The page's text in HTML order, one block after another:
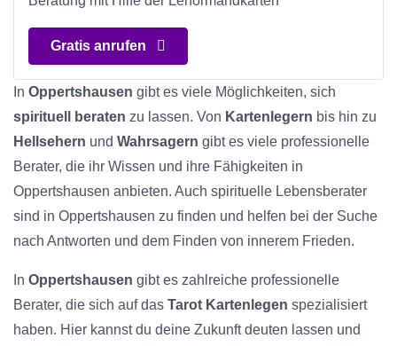
Gratis anrufen
In Oppertshausen gibt es viele Möglichkeiten, sich
spirituell beraten zu lassen. Von Kartenlegern bis hin zu
Hellsehern und Wahrsagern gibt es viele professionelle
Berater, die ihr Wissen und ihre Fähigkeiten in
Oppertshausen anbieten. Auch spirituelle Lebensberater
sind in Oppertshausen zu finden und helfen bei der Suche
nach Antworten und dem Finden von innerem Frieden.
In Oppertshausen gibt es zahlreiche professionelle
Berater, die sich auf das Tarot Kartenlegen spezialisiert
haben. Hier kannst du deine Zukunft deuten lassen und